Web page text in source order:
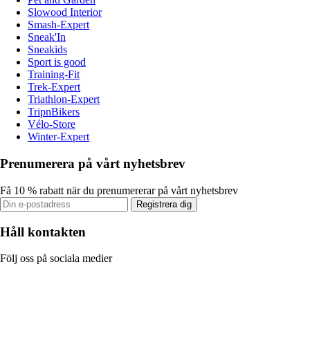
Slowood Interior
Smash-Expert
Sneak'In
Sneakids
Sport is good
Training-Fit
Trek-Expert
Triathlon-Expert
TripnBikers
Vélo-Store
Winter-Expert
Prenumerera på vårt nyhetsbrev
Få 10 % rabatt när du prenumererar på vårt nyhetsbrev
Registrera dig
Håll kontakten
Följ oss på sociala medier